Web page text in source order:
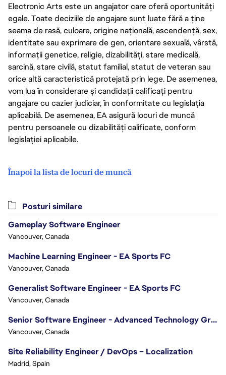
Electronic Arts este un angajator care oferă oportunități
egale. Toate deciziile de angajare sunt luate fără a ține
seama de rasă, culoare, origine națională, ascendență, sex,
identitate sau exprimare de gen, orientare sexuală, vârstă,
informații genetice, religie, dizabilități, stare medicală,
sarcină, stare civilă, statut familial, statut de veteran sau
orice altă caracteristică protejată prin lege. De asemenea,
vom lua în considerare și candidații calificați pentru
angajare cu cazier judiciar, în conformitate cu legislația
aplicabilă. De asemenea, EA asigură locuri de muncă
pentru persoanele cu dizabilități calificate, conform
legislației aplicabile.
Înapoi la lista de locuri de muncă
Posturi similare
Gameplay Software Engineer
Vancouver, Canada
Machine Learning Engineer - EA Sports FC
Vancouver, Canada
Generalist Software Engineer - EA Sports FC
Vancouver, Canada
Senior Software Engineer - Advanced Technology Group
Vancouver, Canada
Site Reliability Engineer / DevOps – Localization
Madrid, Spain